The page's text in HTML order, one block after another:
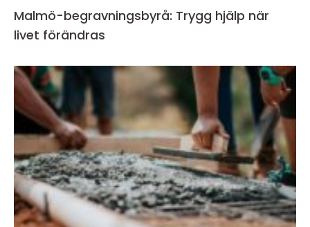
Malmö-begravningsbyrå: Trygg hjälp när
livet förändras